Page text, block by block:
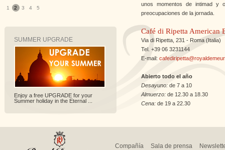
1 2 3 4 5
SUMMER UPGRADE
Enjoy a free UPGRADE for your
Summer holiday in the Eternal ...
unos momentos de intimad y
preocupaciones de la jornada.
Café di Ripetta American
Via di Ripetta, 231 - Roma (Italia)
Tel. +39 06 3231144
E-mail:
Abierto todo el año
Desayuno: de 7 a 10
Almuerzo:de 12.30 a 18.30
Cena: de 19 a 22.30
Compañía Sala de prensa